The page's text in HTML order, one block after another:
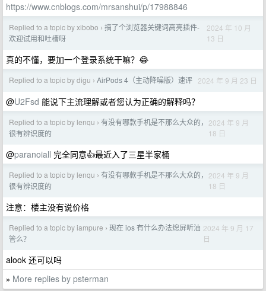
https://www.cnblogs.com/mrsanshui/p/17988846
Replied to a topic by xibobo › 搞了个浏览器关键词高亮插件-
欢迎试用和吐槽呀
2024 年 10 月
13 日
真的不懂，要加一个登录系统干嘛？😂
Replied to a topic by digu › AirPods 4（主动降噪版）速评 2024 年 9 月 23 日
@U2Fsd 能说下主流理解或者您认为正确的解释吗？
Replied to a topic by lenqu › 有没有哪款手机是不那么大众的，
很有辨识度的
2024 年 9 月
18 日
@paranoiall 完全同意👍最近入了三星半家桶
Replied to a topic by lenqu › 有没有哪款手机是不那么大众的，
很有辨识度的
2024 年 9 月
18 日
注意：楼主没有说价格
Replied to a topic by iampure › 现在 ios 有什么办法熄屏听油
管么？
2024 年 9 月 17
日
alook 还可以吗
» More replies by psterman